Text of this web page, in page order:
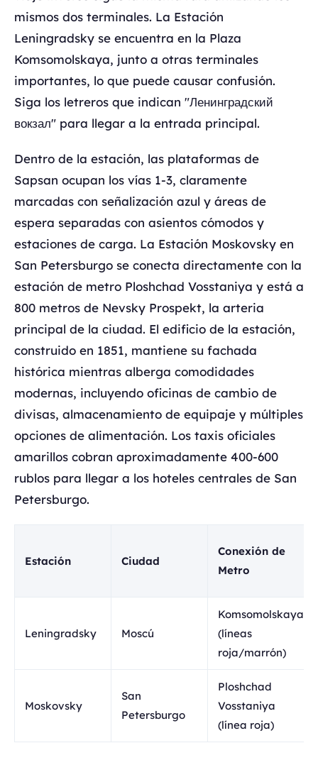
mismos dos terminales. La Estación
Leningradsky se encuentra en la Plaza
Komsomolskaya, junto a otras terminales
importantes, lo que puede causar confusión.
Siga los letreros que indican "Ленинградский
вокзал" para llegar a la entrada principal.
Dentro de la estación, las plataformas de
Sapsan ocupan los vías 1-3, claramente
marcadas con señalización azul y áreas de
espera separadas con asientos cómodos y
estaciones de carga. La Estación Moskovsky en
San Petersburgo se conecta directamente con la
estación de metro Ploshchad Vosstaniya y está a
800 metros de Nevsky Prospekt, la arteria
principal de la ciudad. El edificio de la estación,
construido en 1851, mantiene su fachada
histórica mientras alberga comodidades
modernas, incluyendo oficinas de cambio de
divisas, almacenamiento de equipaje y múltiples
opciones de alimentación. Los taxis oficiales
amarillos cobran aproximadamente 400-600
rublos para llegar a los hoteles centrales de San
Petersburgo.
Estación Ciudad
Conexión de
Metro
Leningradsky Moscú
Komsomolskaya
(líneas
roja/marrón)
Moskovsky
San
Petersburgo
Ploshchad
Vosstaniya
(línea roja)